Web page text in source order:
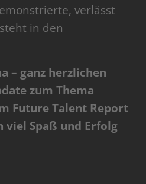
verlässt
in den
– ganz herzlichen
zum Thema
Future Talent Report
viel Spaß und Erfolg